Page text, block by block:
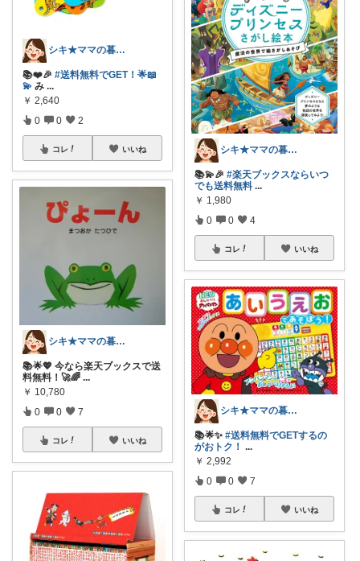
シキ★ママの暮らし、キッズ
📚❤️🎉 #送料無料でGET！🌟📖
💫 み ...
￥ 2,640
0 0 2
コレ いいね
シキ★ママの暮らし、キッズ
📚🌟💖 今なら楽天ブックスで送
料無料！🚀🌈 ...
￥ 10,780
0 0 7
コレ いいね
シキ★ママの暮らし、キッズ
📚💫🎉 #楽天ブックスならいつ
でも送料無料 ...
￥ 1,980
0 0 4
コレ いいね
シキ★ママの暮らし、キッズ
📚🌟✨ #送料無料でGETするの
がおトク！ ...
￥ 2,992
0 0 7
コレ いいね